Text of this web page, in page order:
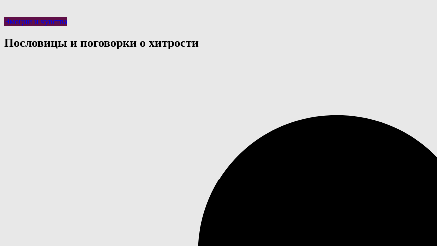
Эмоции и чувства
Пословицы и поговорки о хитрости